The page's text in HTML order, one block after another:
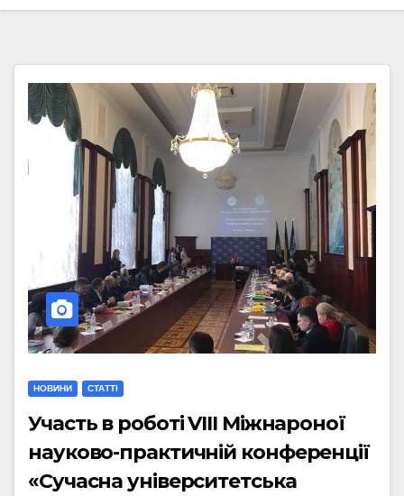
НОВИНИ СТАТТІ
Участь в роботі VIII Міжнароної
науково-практичній конференції
«Сучасна університетська